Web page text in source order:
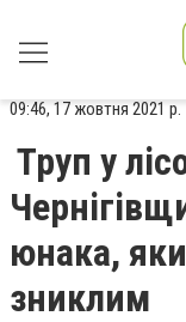
09:46, 17 жовтня 2021 р.
Труп у
юнака,
зниклим